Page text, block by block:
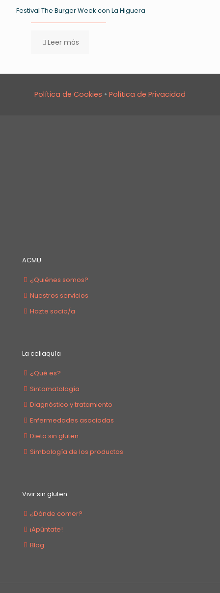
Festival The Burger Week con La Higuera
Leer más
Política de Cookies • Política de Privacidad
ACMU
¿Quiénes somos?
Nuestros servicios
Hazte socio/a
La celiaquía
¿Qué es?
Sintomatología
Diagnóstico y tratamiento
Enfermedades asociadas
Dieta sin gluten
Simbología de los productos
Vivir sin gluten
¿Dónde comer?
¡Apúntate!
Blog